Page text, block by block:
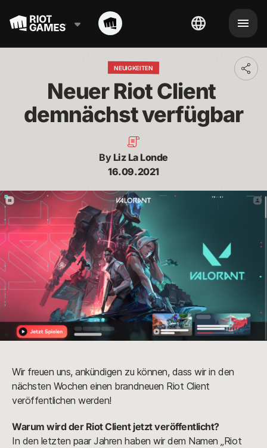
NEUIGKEITEN
Neuer Riot Client
demnächst verfügbar
By Liz La Londe
16.09.2021
Wir freuen uns, ankündigen zu können, dass wir in den
nächsten Wochen einen brandneuen Riot Client
veröffentlichen werden!
Warum wird der Riot Client jetzt veröffentlicht?
In den letzten paar Jahren haben wir dem Namen „Riot